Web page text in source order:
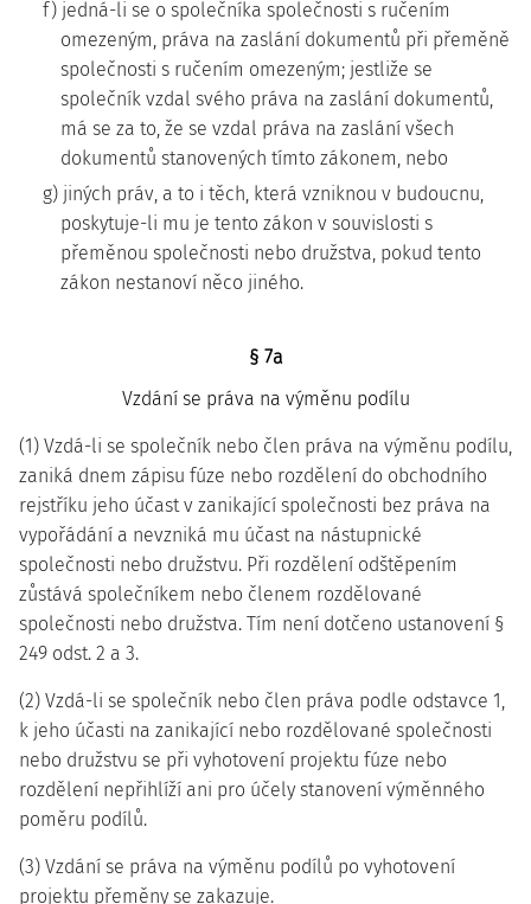
f) jedná-li se o společníka společnosti s ručením
omezeným, práva na zaslání dokumentů při přeměně
společnosti s ručením omezeným; jestliže se
společník vzdal svého práva na zaslání dokumentů,
má se za to, že se vzdal práva na zaslání všech
dokumentů stanovených tímto zákonem, nebo
g) jiných práv, a to i těch, která vzniknou v budoucnu,
poskytuje-li mu je tento zákon v souvislosti s
přeměnou společnosti nebo družstva, pokud tento
zákon nestanoví něco jiného.
§ 7a
Vzdání se práva na výměnu podílu
(1) Vzdá-li se společník nebo člen práva na výměnu podílu,
zaniká dnem zápisu fúze nebo rozdělení do obchodního
rejstříku jeho účast v zanikající společnosti bez práva na
vypořádání a nevzniká mu účast na nástupnické
společnosti nebo družstvu. Při rozdělení odštěpením
zůstává společníkem nebo členem rozdělované
společnosti nebo družstva. Tím není dotčeno ustanovení §
249 odst. 2 a 3.
(2) Vzdá-li se společník nebo člen práva podle odstavce 1,
k jeho účasti na zanikající nebo rozdělované společnosti
nebo družstvu se při vyhotovení projektu fúze nebo
rozdělení nepřihlíží ani pro účely stanovení výměnného
poměru podílů.
(3) Vzdání se práva na výměnu podílů po vyhotovení
projektu přeměny se zakazuje.